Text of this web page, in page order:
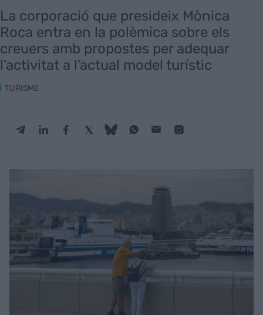
La corporació que presideix Mònica
Roca entra en la polèmica sobre els
creuers amb propostes per adequar
l’activitat a l’actual model turístic
TURISME